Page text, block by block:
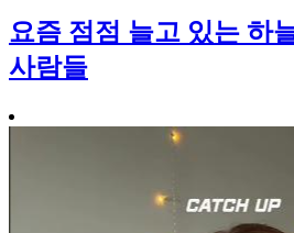
요즘 점점 늘고 있는 하
사람들